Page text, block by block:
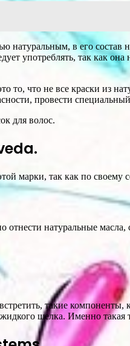
натуральным, в его
употреблять, так как
то, что не все краски из
провести
для волос.
марки, так как по
натуральные
такие
шелка. Именно такая